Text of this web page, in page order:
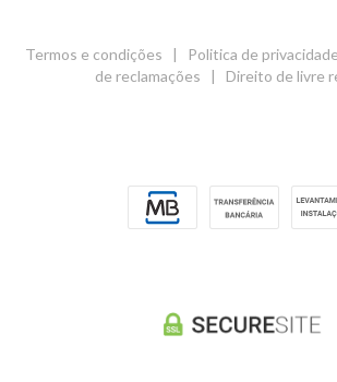
Termos e condições | Politica de
de reclamações | Direito de livre